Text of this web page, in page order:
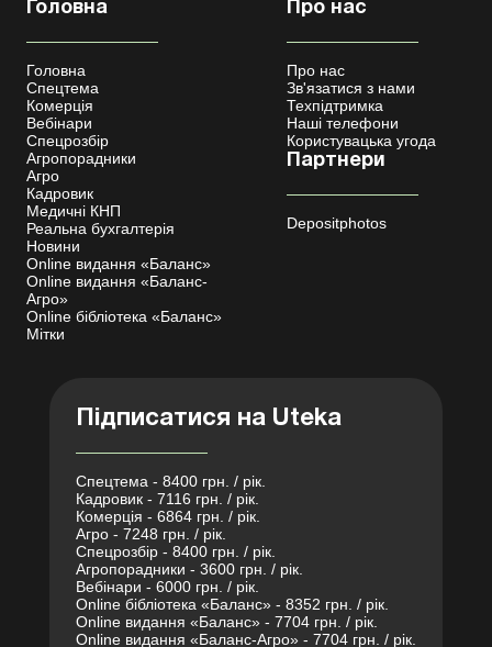
Головна
Головна
Спецтема
Комерція
Вебінари
Спецрозбір
Агропорадники
Агро
Кадровик
Медичні КНП
Реальна бухгалтерія
Новини
Online видання «Баланс»
Online видання «Баланс-
Агро»
Online бібліотека «Баланс»
Мітки
Про нас
Про нас
Зв'язатися з нами
Техпідтримка
Наші телефони
Користувацька угода
Партнери
Depositphotos
Підписатися на Uteka
Спецтема - 8400 грн. / рік.
Кадровик - 7116 грн. / рік.
Комерція - 6864 грн. / рік.
Агро - 7248 грн. / рік.
Спецрозбір - 8400 грн. / рік.
Агропорадники - 3600 грн. / рік.
Вебінари - 6000 грн. / рік.
Online бібліотека «Баланс» - 8352 грн. / рік.
Online видання «Баланс» - 7704 грн. / рік.
Online видання «Баланс-Агро» - 7704 грн. / рік.